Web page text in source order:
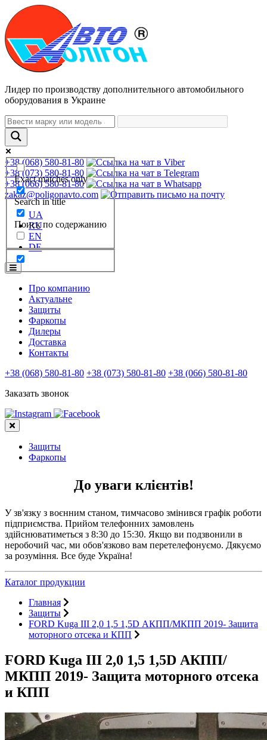
Лидер по производству дополнительного автомобильного
оборудования в Украине
Exact matches only
Search in title
Поиск по содержанию
+38 (068) 580-81-80
+38 (073) 580-81-80
+38 (066) 580-81-80
zakaz@poligonavto.com
UA
RU
EN
DE
Про компанию
Актуальне
Защиты
Фаркопы
Дилеры
Доставка
Контакты
+38 (068) 580-81-80 +38 (073) 580-81-80 +38 (066) 580-81-80
Заказать звонок
Защиты
Фаркопы
До уваги клієнтів!
У зв'язку з воєнним станом, тимчасово змінився графік роботи
підприємства. Прийом телефонних замовлень
здійснюватиметься з 8:30 до 15:30. Якщо ви подзвонили в
неробочий час, ми обов'язково вам перетелефонуємо. Дякуємо
за розуміння. Все буде Україна!
Каталог продукции
Главная
Защиты
FORD Kuga III 2,0 1,5 1,5D АКПП/МКПП 2019- Защита
моторного отсека и КПП
FORD Kuga III 2,0 1,5 1,5D АКПП/
МКПП 2019- Защита моторного отсека
и КПП